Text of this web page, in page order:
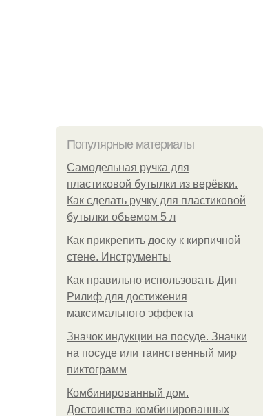
Популярные материалы
Самодельная ручка для
пластиковой бутылки из верёвки.
Как сделать ручку для пластиковой
бутылки объемом 5 л
Как прикрепить доску к кирпичной
стене. Инструменты
Как правильно использовать Дип
Рилиф для достижения
максимального эффекта
Значок индукции на посуде. Значки
на посуде или таинственный мир
пиктограмм
Комбинированный дом.
Достоинства комбинированных